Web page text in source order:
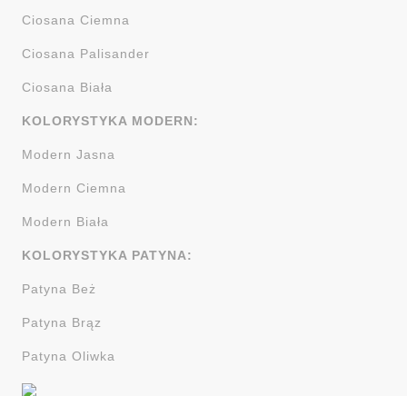
Ciosana Ciemna
Ciosana Palisander
Ciosana Biała
KOLORYSTYKA MODERN:
Modern Jasna
Modern Ciemna
Modern Biała
KOLORYSTYKA PATYNA:
Patyna Beż
Patyna Brąz
Patyna Oliwka